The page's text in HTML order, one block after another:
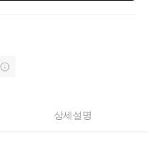
상세설명